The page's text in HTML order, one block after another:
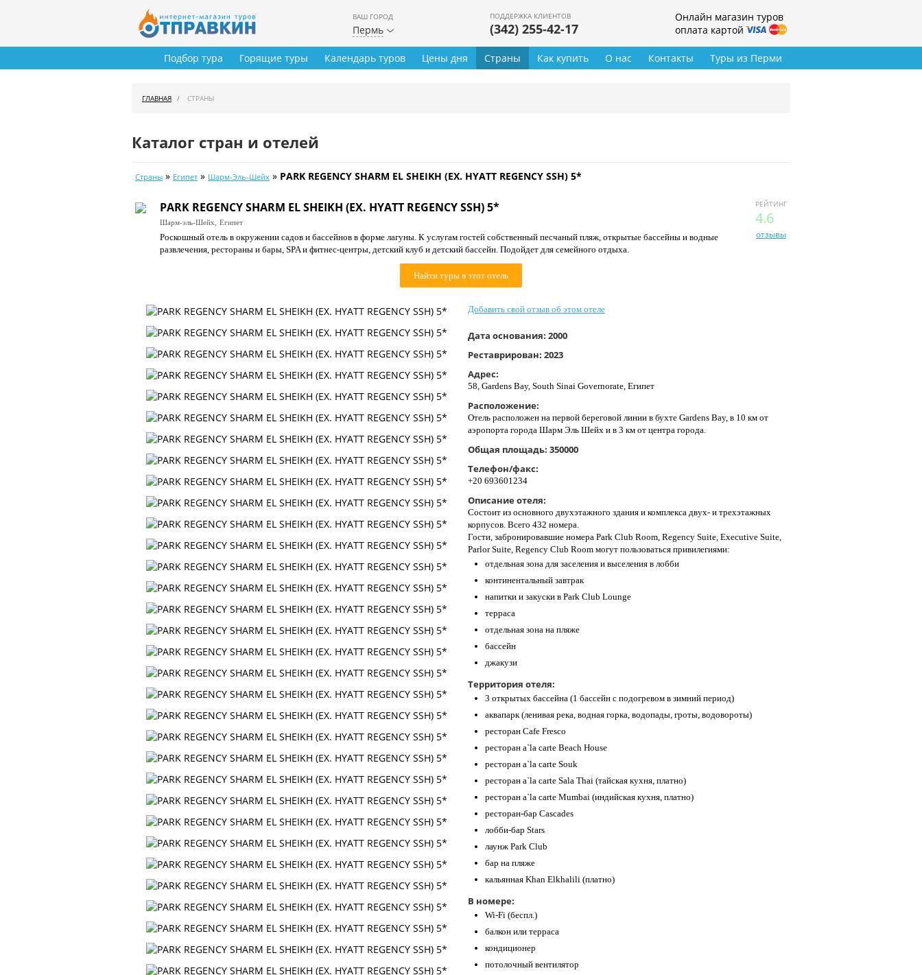
ВАШ ГОРОД
Пермь
ПОДДЕРЖКА КЛИЕНТОВ
(342) 255-42-17
Онлайн магазин туров
оплата картой
Туры из Перми
Подбор тура Горящие туры Календарь туров Цены дня Страны Как купить О нас Контакты
ГЛАВНАЯ СТРАНЫ
Каталог стран и отелей
Страны » Египет » Шарм-Эль-Шейх » PARK REGENCY SHARM EL SHEIKH (EX. HYATT REGENCY SSH) 5*
РЕЙТИНГ
4.6
отзывы
PARK REGENCY SHARM EL SHEIKH (EX. HYATT REGENCY SSH) 5*
Шарм-эль-Шейх, Египет
Роскошный отель в окружении садов и бассейнов в форме лагуны. К услугам гостей собственный песчаный пляж, открытые бассейны и водные
развлечения, рестораны и бары, SPA и фитнес-центры, детский клуб и детский бассейн. Подойдет для семейного отдыха.
Найти туры в этот отель
Добавить свой отзыв об этом отеле
Дата основания: 2000
Реставрирован: 2023
Адрес:
58, Gardens Bay, South Sinai Governorate, Египет
Расположение:
Отель расположен на первой береговой линии в бухте Gardens Bay, в 10 км от
аэропорта города Шарм Эль Шейх и в 3 км от центра города.
Общая площадь: 350000
Телефон/факс:
+20 693601234
Описание отеля:
Cостоит из основного двухэтажного здания и комплекса двух- и трехэтажных
корпусов. Всего 432 номера.
Гости, забронировавшие номера Park Club Room, Regency Suite, Executive Suite,
Parlor Suite, Regency Club Room могут пользоваться привилегиями:
отдельная зона для заселения и выселения в лобби
континентальный завтрак
напитки и закуски в Park Club Lounge
терраса
отдельная зона на пляже
бассейн
джакузи
Территория отеля:
3 открытых бассейна (1 бассейн с подогревом в зимний период)
аквапарк (ленивая река, водная горка, водопады, гроты, водовороты)
ресторан Cafe Fresco
ресторан a`la carte Beach House
ресторан a`la carte Souk
ресторан a`la carte Sala Thai (тайская кухня, платно)
ресторан a`la carte Mumbai (индийская кухня, платно)
ресторан-бар Cascades
лобби-бар Stars
лаунж Park Club
бар на пляже
кальянная Khan Elkhalili (платно)
В номере:
Wi-Fi (беспл.)
балкон или терраса
кондиционер
потолочный вентилятор